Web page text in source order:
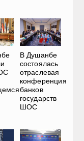
В Душанбе
состоялась
отраслевая
конференция
банков
государств
ШОС